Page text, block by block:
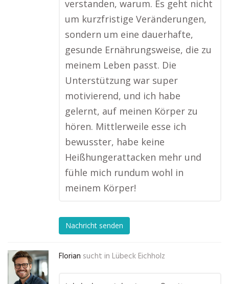
verstanden, warum. Es geht nicht
um kurzfristige Veränderungen,
sondern um eine dauerhafte,
gesunde Ernährungsweise, die zu
meinem Leben passt. Die
Unterstützung war super
motivierend, und ich habe
gelernt, auf meinen Körper zu
hören. Mittlerweile esse ich
bewusster, habe keine
Heißhungerattacken mehr und
fühle mich rundum wohl in
meinem Körper!
Nachricht senden
Florian sucht in Lübeck Eichholz